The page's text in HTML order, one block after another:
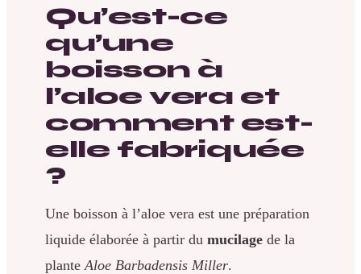
Qu’est-ce
qu’une
boisson à
l’aloe vera et
comment est-
elle fabriquée
?
Une boisson à l’aloe vera est une préparation
liquide élaborée à partir du mucilage de la
plante Aloe Barbadensis Miller.